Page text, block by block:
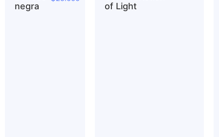
negra
of Light